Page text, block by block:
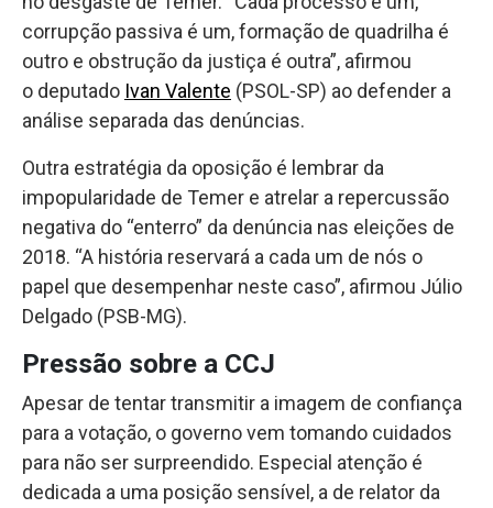
corrupção passiva é um, formação de quadrilha é
outro e obstrução da justiça é outra”, afirmou
o deputado Ivan Valente (PSOL-SP) ao defender a
análise separada das denúncias.
Outra estratégia da oposição é lembrar da
impopularidade de Temer e atrelar a repercussão
negativa do “enterro” da denúncia nas eleições de
2018. “A história reservará a cada um de nós o
papel que desempenhar neste caso”, afirmou Júlio
Delgado (PSB-MG).
Pressão sobre a CCJ
Apesar de tentar transmitir a imagem de confiança
para a votação, o governo vem tomando cuidados
para não ser surpreendido. Especial atenção é
dedicada a uma posição sensível, a de relator da